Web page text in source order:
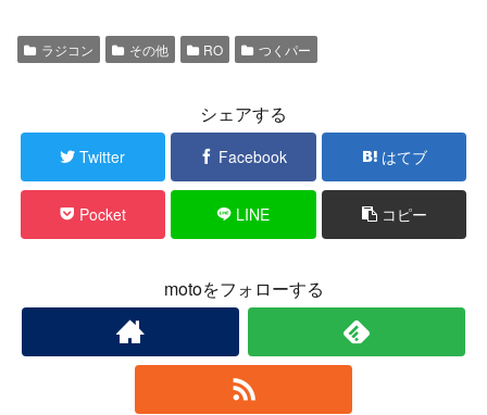
ラジコン その他 RO つくパー
シェアする
Twitter Facebook はてブ
Pocket LINE コピー
motoをフォローする